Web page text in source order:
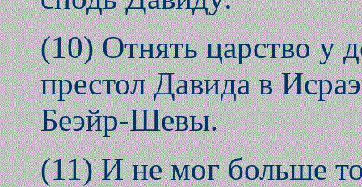
(10) Отнять царство у
престол Давида в
Беэйр-Шевы.
(11) И не мог больше